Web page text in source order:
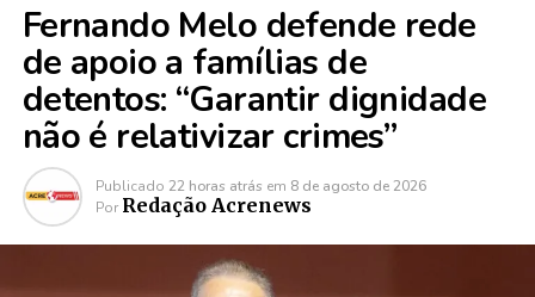
Fernando Melo defende rede
de apoio a famílias de
detentos: “Garantir dignidade
não é relativizar crimes”
Publicado 22 horas atrás em 8 de agosto de 2026
Por Redação Acrenews